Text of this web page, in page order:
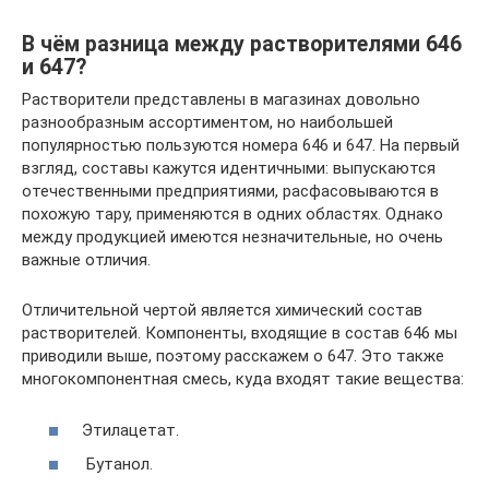
В чём разница между растворителями 646
и 647?
Растворители представлены в магазинах довольно
разнообразным ассортиментом, но наибольшей
популярностью пользуются номера 646 и 647. На первый
взгляд, составы кажутся идентичными: выпускаются
отечественными предприятиями, расфасовываются в
похожую тару, применяются в одних областях. Однако
между продукцией имеются незначительные, но очень
важные отличия.
Отличительной чертой является химический состав
растворителей. Компоненты, входящие в состав 646 мы
приводили выше, поэтому расскажем о 647. Это также
многокомпонентная смесь, куда входят такие вещества:
Этилацетат.
Бутанол.